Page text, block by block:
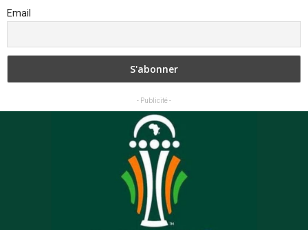
Email
- Publicité -